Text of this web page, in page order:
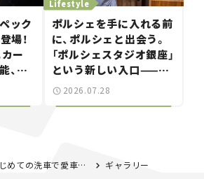
ック
場！
ー
、特
ポルシェを手に入れる前
に、ポルシェと出会う。
「ポルシェスタジオ銀座」
という新しい入口——連
載｜CCGとクルマでどう
Lifestyle
2026.07.28
で愛車と向き合う。手洗い洗車の基本とコツ｜黒木美珠の「ときめく洗車日和」vol.02 ギャラリー